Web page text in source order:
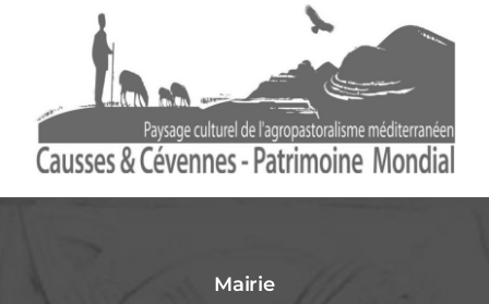
Mairie